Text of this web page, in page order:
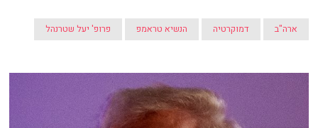
ארה"ב דמוקרטיה הנשיא טראמפ פרופ' יעל שטרנהל